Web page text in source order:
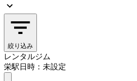
絞り込み
レンタルジム
栄駅日時：未設定